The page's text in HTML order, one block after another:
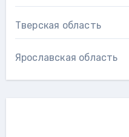
Тверская область
Ярославская область